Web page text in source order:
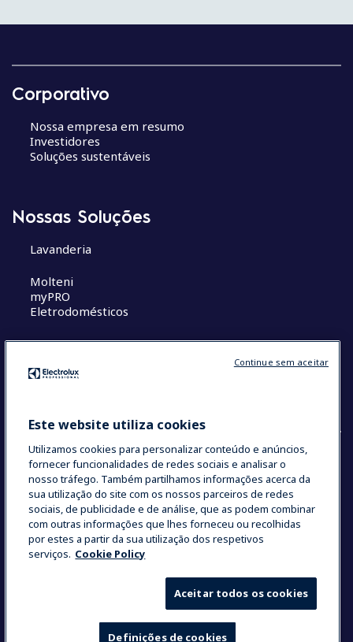
a
v
e
d
e
Corporativo
Nossa empresa em resumo
Investidores
Soluções sustentáveis
Nossas Soluções
Lavanderia
Molteni
myPRO
Eletrodomésticos
Contato
Termos e Condições
COUNTRY AND LANGUAGE
A SUA SELEÇÃO: BRASIL
Data Privacy Statement
Termos e Condições
Este website utiliza cookies
Utilizamos cookies para personalizar conteúdo e anúncios,
fornecer funcionalidades de redes sociais e analisar o
nosso tráfego. Também partilhamos informações acerca da
sua utilização do site com os nossos parceiros de redes
sociais, de publicidade e de análise, que as podem combinar
com outras informações que lhes forneceu ou recolhidas
por estes a partir da sua utilização dos respetivos
serviços. Cookie Policy
Aceitar todos os cookies
Definições de cookies
Continue sem aceitar